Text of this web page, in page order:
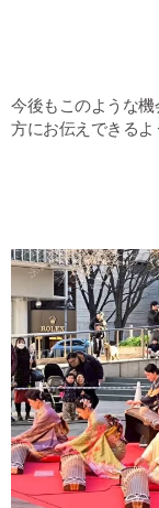
今後もこのような
方にお伝えできるよ